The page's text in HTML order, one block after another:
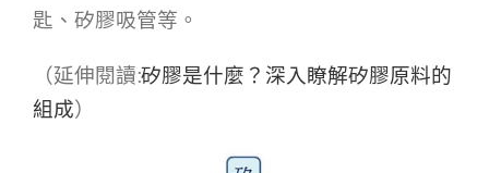
匙、矽膠吸管等。
（延伸閱讀:矽膠是什麼？深入瞭解矽膠原料的
組成）